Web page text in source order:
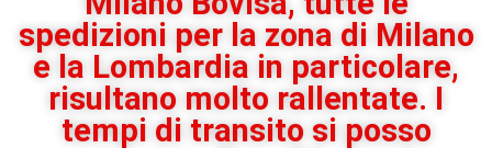
spedizioni per la zona di Milano
e la Lombardia in particolare,
risultano molto rallentate. I
tempi di transito si posso